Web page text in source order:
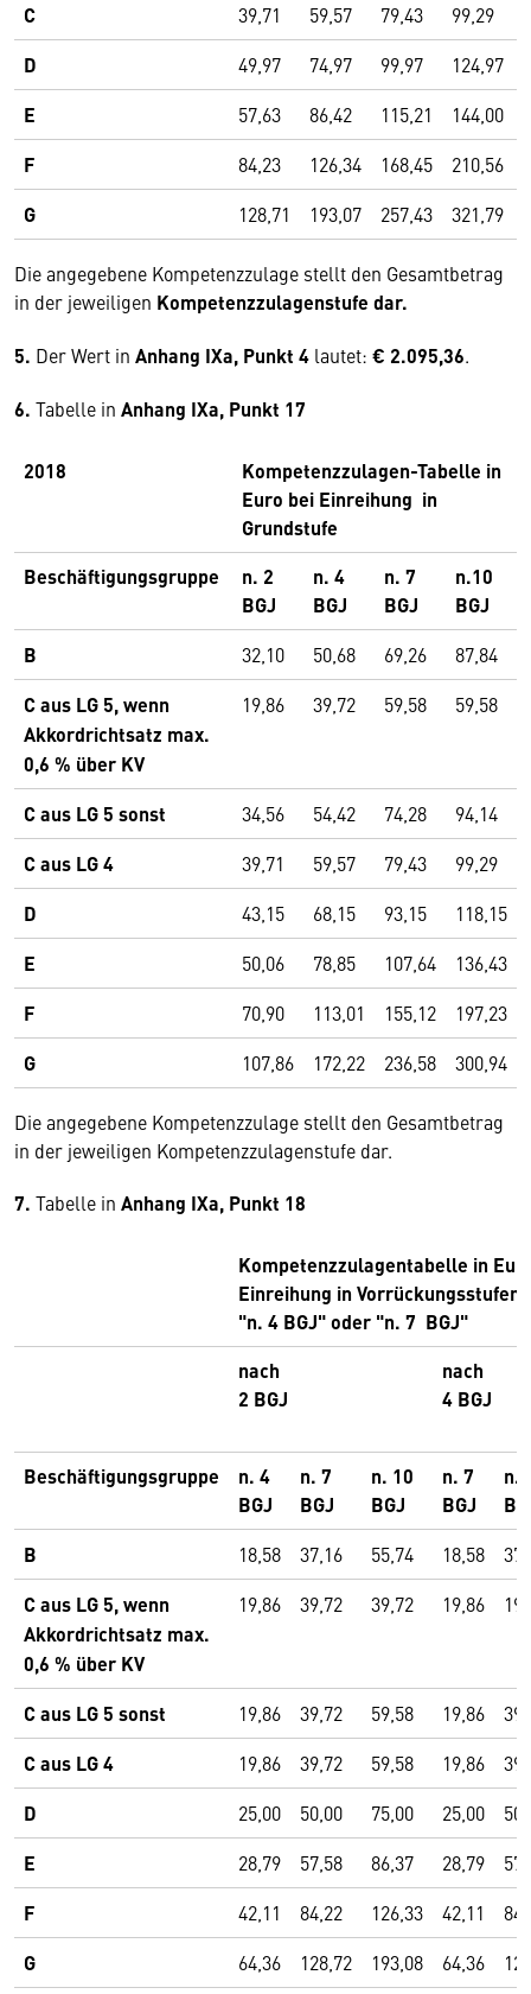
C 39,71 59,57 79,43 99,29
D 49,97 74,97 99,97 124,97
E 57,63 86,42 115,21 144,00
F 84,23 126,34 168,45 210,56
G 128,71 193,07 257,43 321,79
Die angegebene Kompetenzzulage stellt den Gesamtbetrag
in der jeweiligen Kompetenzzulagenstufe dar.
5. Der Wert in Anhang IXa, Punkt 4 lautet: € 2.095,36.
6. Tabelle in Anhang IXa, Punkt 17
2018
Kompetenzzulagen-Tabelle in
Euro bei Einreihung in
Grundstufe
Beschäftigungsgruppe
n. 2
BGJ
n. 4
BGJ
n. 7
BGJ
n.10
BGJ
B
32,10 50,68 69,26 87,84
C aus LG 5, wenn
Akkordrichtsatz max.
0,6 % über KV
19,86 39,72 59,58 59,58
C aus LG 5 sonst 34,56 54,42 74,28 94,14
C aus LG 4 39,71 59,57 79,43 99,29
D 43,15 68,15 93,15 118,15
E 50,06 78,85 107,64 136,43
F 70,90 113,01 155,12 197,23
G 107,86 172,22 236,58 300,94
Die angegebene Kompetenzzulage stellt den Gesamtbetrag
in der jeweiligen Kompetenzzulagenstufe dar.
7. Tabelle in Anhang IXa, Punkt 18
Kompetenzzulagentabelle in
Einreihung in Vorrückungsstufen
"n. 4 BGJ" oder "n. 7 BGJ"
nach
2 BGJ
nach
4 BGJ
Beschäftigungsgruppe
n. 4
BGJ
n. 7
BGJ
n. 10
BGJ
n. 7
BGJ
n.
B
18,58 37,16 55,74 18,58
C aus LG 5, wenn
Akkordrichtsatz max.
0,6 % über KV
19,86 39,72 39,72 19,86
C aus LG 5 sonst 19,86 39,72 59,58 19,86
C aus LG 4 19,86 39,72 59,58 19,86
D 25,00 50,00 75,00 25,00
E 28,79 57,58 86,37 28,79
F 42,11 84,22 126,33 42,11
G 64,36 128,72 193,08 64,36